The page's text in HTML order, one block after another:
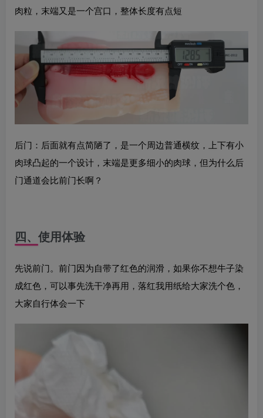
肉粒，末端又是一个宫口，整体长度有点短
后门：后面就有点简陋了，是一个周边普通横纹，上下有小
肉球凸起的一个设计，末端是更多细小的肉球，但为什么后
门通道会比前门长啊？
四、使用体验
先说前门。前门因为自带了红色的润滑，如果你不想牛子染
成红色，可以事先洗干净再用，落红我用纸给大家洗个色，
大家自行体会一下